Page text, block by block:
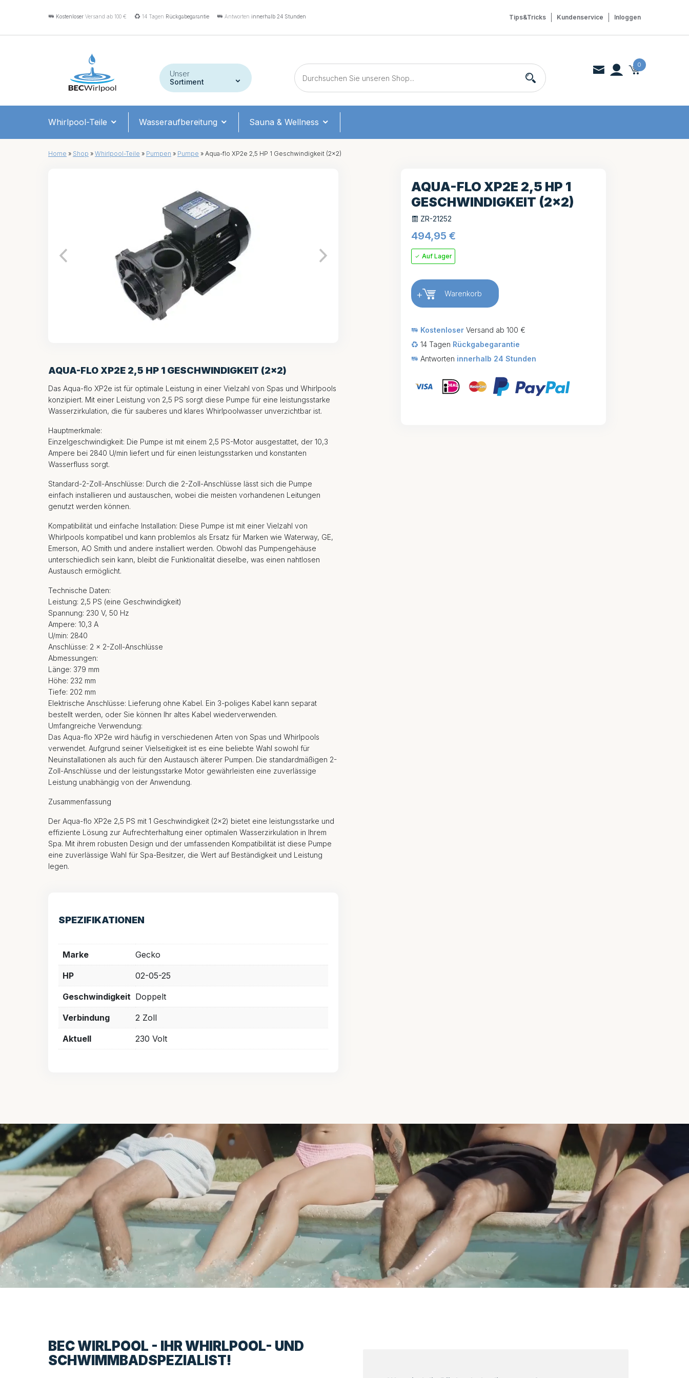
Kostenloser Versand ab 100 € 14 Tagen Rückgabegarantie Antworten innerhalb 24 Stunden Inloggen
Kundenservice
Tips&Tricks
Unser
Sortiment
0
Whirlpool-Teile Wasseraufbereitung Sauna & Wellness
Home » Shop » Whirlpool-Teile » Pumpen » Pumpe » Aqua-flo XP2e 2,5 HP 1 Geschwindigkeit (2×2)
AQUA-FLO XP2E 2,5 HP 1 GESCHWINDIGKEIT (2×2)
Das Aqua-flo XP2e ist für optimale Leistung in einer Vielzahl von Spas und Whirlpools
konzipiert. Mit einer Leistung von 2,5 PS sorgt diese Pumpe für eine leistungsstarke
Wasserzirkulation, die für sauberes und klares Whirlpoolwasser unverzichtbar ist.
Hauptmerkmale:
Einzelgeschwindigkeit: Die Pumpe ist mit einem 2,5 PS-Motor ausgestattet, der 10,3
Ampere bei 2840 U/min liefert und für einen leistungsstarken und konstanten
Wasserfluss sorgt.
Standard-2-Zoll-Anschlüsse: Durch die 2-Zoll-Anschlüsse lässt sich die Pumpe
einfach installieren und austauschen, wobei die meisten vorhandenen Leitungen
genutzt werden können.
Kompatibilität und einfache Installation: Diese Pumpe ist mit einer Vielzahl von
Whirlpools kompatibel und kann problemlos als Ersatz für Marken wie Waterway, GE,
Emerson, AO Smith und andere installiert werden. Obwohl das Pumpengehäuse
unterschiedlich sein kann, bleibt die Funktionalität dieselbe, was einen nahtlosen
Austausch ermöglicht.
Technische Daten:
Leistung: 2,5 PS (eine Geschwindigkeit)
Spannung: 230 V, 50 Hz
Ampere: 10,3 A
U/min: 2840
Anschlüsse: 2 x 2-Zoll-Anschlüsse
Abmessungen:
Länge: 379 mm
Höhe: 232 mm
Tiefe: 202 mm
Elektrische Anschlüsse: Lieferung ohne Kabel. Ein 3-poliges Kabel kann separat
bestellt werden, oder Sie können Ihr altes Kabel wiederverwenden.
Umfangreiche Verwendung:
Das Aqua-flo XP2e wird häufig in verschiedenen Arten von Spas und Whirlpools
verwendet. Aufgrund seiner Vielseitigkeit ist es eine beliebte Wahl sowohl für
Neuinstallationen als auch für den Austausch älterer Pumpen. Die standardmäßigen 2-
Zoll-Anschlüsse und der leistungsstarke Motor gewährleisten eine zuverlässige
Leistung unabhängig von der Anwendung.
Zusammenfassung
Der Aqua-flo XP2e 2,5 PS mit 1 Geschwindigkeit (2x2) bietet eine leistungsstarke und
effiziente Lösung zur Aufrechterhaltung einer optimalen Wasserzirkulation in Ihrem
Spa. Mit ihrem robusten Design und der umfassenden Kompatibilität ist diese Pumpe
eine zuverlässige Wahl für Spa-Besitzer, die Wert auf Beständigkeit und Leistung
legen.
SPEZIFIKATIONEN
Marke Gecko
HP 02-05-25
Geschwindigkeit Doppelt
Verbindung 2 Zoll
Aktuell 230 Volt
AQUA-FLO XP2E 2,5 HP 1
GESCHWINDIGKEIT (2×2)
ZR-21252
494,95€
Auf Lager
+ Warenkorb
Kostenloser Versand ab 100 €
14 Tagen Rückgabegarantie
Antworten innerhalb 24 Stunden
BEC WIRLPOOL - IHR WHIRLPOOL- UND
SCHWIMMBADSPEZIALIST!